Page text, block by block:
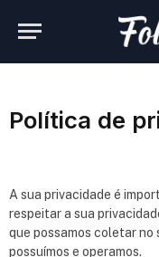
Política de
A sua privacidade é
respeitar a sua
que possamos coletar no
possuímos e operamos.